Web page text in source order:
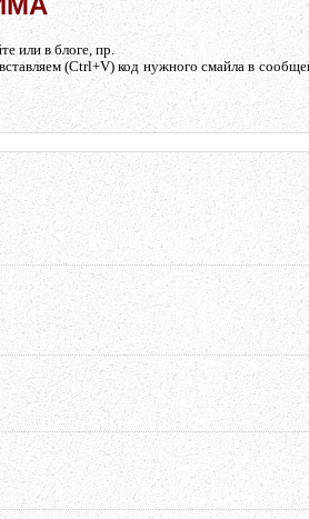
или в блоге, пр.
(Ctrl+V) код нужного смайла в